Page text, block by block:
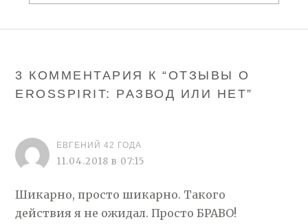
3 КОММЕНТАРИЯ К “ ОТЗЫВЫ О
EROSSPIRIT: РАЗВОД ИЛИ НЕТ”
ЕВГЕНИЙ 42 ГОДА
11.04.2018 в 07:15
Шикарно, просто шикарно. Такого
действия я не ожидал. Просто БРАВО!